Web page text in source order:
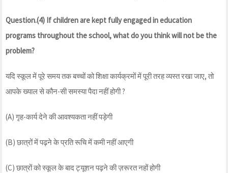
Question.(4) If children are kept fully engaged in education
programs throughout the school, what do you think will not be the
problem?
यदि स्कूल में पूरे समय तक बच्चों को शिक्षा कार्यक्रमों में पूरी तरह व्यस्त रखा जाए, तो
आपके ख्याल से कौन-सी समस्या पैदा नहीं होगी ?
(A) गृह-कार्य देने की आवश्यकता नहीं पड़ेगी
(B) छात्रों में पढ़ने के प्रति रूचि में कमी नहीं आएगी
(C) छात्रों को स्कूल के बाद ट्यूशन पढ़ने की ज़रूरत नहों होगी